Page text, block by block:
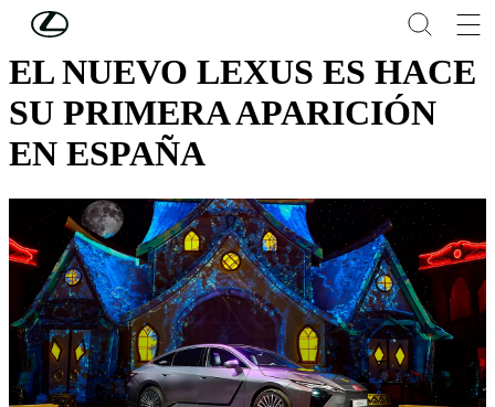
Skip to Main Content
EL NUEVO LEXUS ES HACE
SU PRIMERA APARICIÓN
EN ESPAÑA